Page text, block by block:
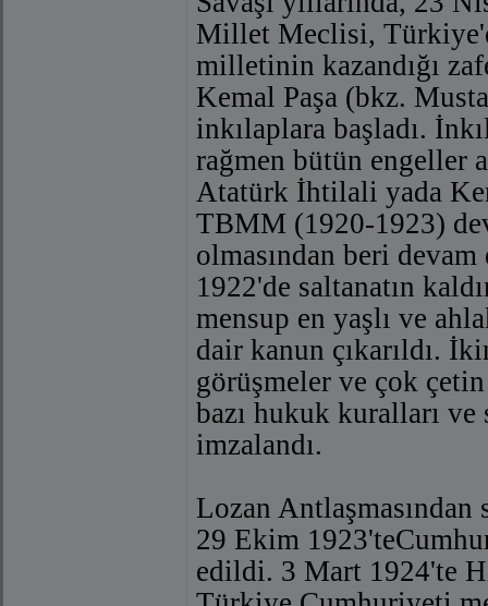
Millet Meclisi,
milletinin kazandığı
Kemal Paşa (bkz.
inkılaplara başladı.
rağmen bütün engeller
Atatürk İhtilali yada
TBMM (1920-1923)
olmasından beri devam
1922'de saltanatın
mensup en yaşlı ve
dair kanun çıkarıldı.
görüşmeler ve çok çetin
bazı hukuk kuralları
imzalandı.
Lozan
29 Ekim
edildi. 3 Mart 1924'te